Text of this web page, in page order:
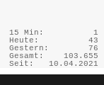
15 Min:
1
Heute:
43
Gestern:
76
Gesamt:
103.655
Seit:
10.04.2021